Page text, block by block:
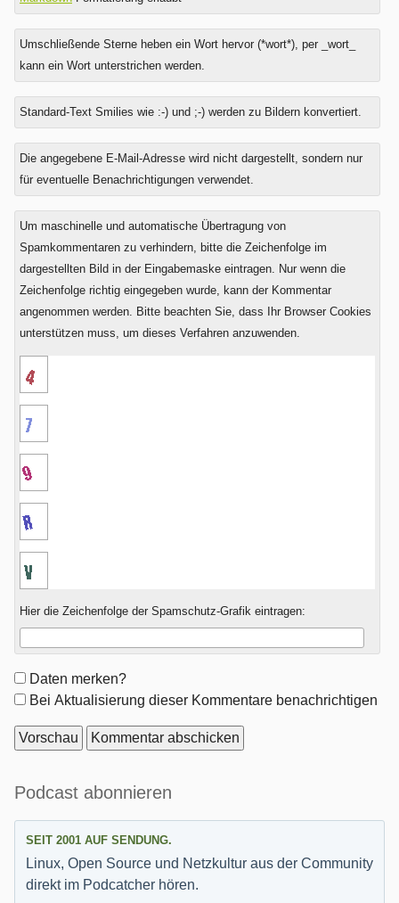
Umschließende Sterne heben ein Wort hervor (*wort*), per _wort_
kann ein Wort unterstrichen werden.
Standard-Text Smilies wie :-) und ;-) werden zu Bildern konvertiert.
Was
ist
Drei
plus
Die angegebene E-Mail-Adresse wird nicht dargestellt, sondern nur
für eventuelle Benachrichtigungen verwendet.
Um maschinelle und automatische Übertragung von
Spamkommentaren zu verhindern, bitte die Zeichenfolge im
dargestellten Bild in der Eingabemaske eintragen. Nur wenn die
Zeichenfolge richtig eingegeben wurde, kann der Kommentar
angenommen werden. Bitte beachten Sie, dass Ihr Browser Cookies
unterstützen muss, um dieses Verfahren anzuwenden.
Hier die Zeichenfolge der Spamschutz-Grafik eintragen:
Formular-
Optionen
Daten merken?
Bei Aktualisierung dieser Kommentare benachrichtigen
Seitenleiste
Podcast abonnieren
SEIT 2001 AUF SENDUNG.
Linux, Open Source und Netzkultur aus der Community
direkt im Podcatcher hören.